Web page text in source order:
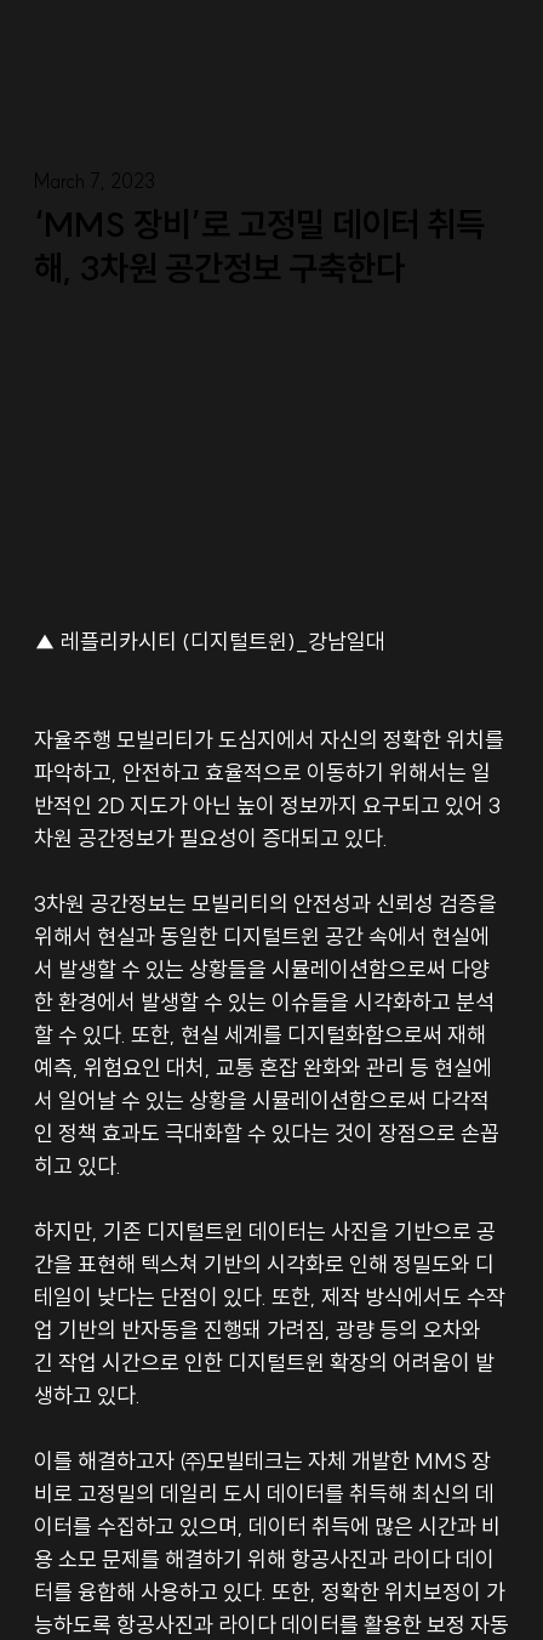
March 7, 2023
‘MMS 장비’로 고정밀 데이터 취득
해, 3차원 공간정보 구축한다
▲ 레플리카시티 (디지털트윈)_강남일대
자율주행 모빌리티가 도심지에서 자신의 정확한 위치를
파악하고, 안전하고 효율적으로 이동하기 위해서는 일
반적인 2D 지도가 아닌 높이 정보까지 요구되고 있어 3
차원 공간정보가 필요성이 증대되고 있다.
3차원 공간정보는 모빌리티의 안전성과 신뢰성 검증을
위해서 현실과 동일한 디지털트윈 공간 속에서 현실에
서 발생할 수 있는 상황들을 시뮬레이션함으로써 다양
한 환경에서 발생할 수 있는 이슈들을 시각화하고 분석
할 수 있다. 또한, 현실 세계를 디지털화함으로써 재해
예측, 위험요인 대처, 교통 혼잡 완화와 관리 등 현실에
서 일어날 수 있는 상황을 시뮬레이션함으로써 다각적
인 정책 효과도 극대화할 수 있다는 것이 장점으로 손꼽
히고 있다.
하지만, 기존 디지털트윈 데이터는 사진을 기반으로 공
간을 표현해 텍스쳐 기반의 시각화로 인해 정밀도와 디
테일이 낮다는 단점이 있다. 또한, 제작 방식에서도 수작
업 기반의 반자동을 진행돼 가려짐, 광량 등의 오차와
긴 작업 시간으로 인한 디지털트윈 확장의 어려움이 발
생하고 있다.
이를 해결하고자 ㈜모빌테크는 자체 개발한 MMS 장
비로 고정밀의 데일리 도시 데이터를 취득해 최신의 데
이터를 수집하고 있으며, 데이터 취득에 많은 시간과 비
용 소모 문제를 해결하기 위해 항공사진과 라이다 데이
터를 융합해 사용하고 있다. 또한, 정확한 위치보정이 가
능하도록 항공사진과 라이다 데이터를 활용한 보정 자동